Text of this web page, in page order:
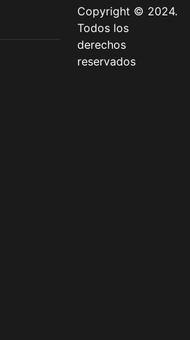
Copyright © 2024.
Todos los
derechos
reservados